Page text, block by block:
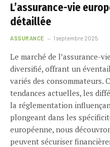
L’assurance-vie
détaillée
ASSURANCE 1 septembre 2025
Le marché de l’assurance-
diversifié, offrant un
variés des consommateurs.
tendances actuelles, les
la réglementation
plongeant dans les
européenne, nous
peuvent sécuriser